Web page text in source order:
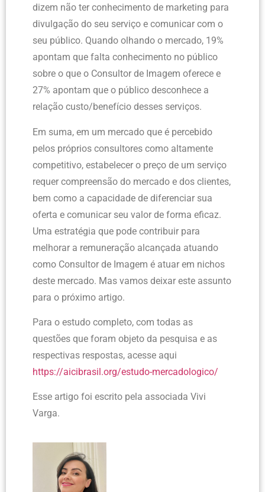
dizem não ter conhecimento de marketing para
divulgação do seu serviço e comunicar com o
seu público. Quando olhando o mercado, 19%
apontam que falta conhecimento no público
sobre o que o Consultor de Imagem oferece e
27% apontam que o público desconhece a
relação custo/benefício desses serviços.
Em suma, em um mercado que é percebido
pelos próprios consultores como altamente
competitivo, estabelecer o preço de um serviço
requer compreensão do mercado e dos clientes,
bem como a capacidade de diferenciar sua
oferta e comunicar seu valor de forma eficaz.
Uma estratégia que pode contribuir para
melhorar a remuneração alcançada atuando
como Consultor de Imagem é atuar em nichos
deste mercado. Mas vamos deixar este assunto
para o próximo artigo.
Para o estudo completo, com todas as
questões que foram objeto da pesquisa e as
respectivas respostas, acesse aqui
https://aicibrasil.org/estudo-mercadologico/
Esse artigo foi escrito pela associada Vivi
Varga.